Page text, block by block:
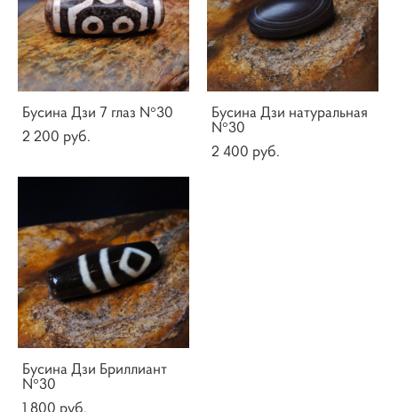
Бусина Дзи 7 глаз N°30
2 200 pуб.
Бусина Дзи натуральная
N°30
2 400 pуб.
Бусина Дзи Бриллиант
N°30
1 800 pуб.